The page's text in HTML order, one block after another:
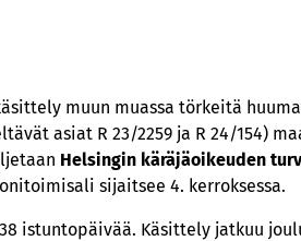
muun muassa törkeitä
asiat R 23/2259 ja R 24/154)
Helsingin käräjäoikeuden
sijaitsee 4. kerroksessa.
istuntopäivää. Käsittely jatkuu